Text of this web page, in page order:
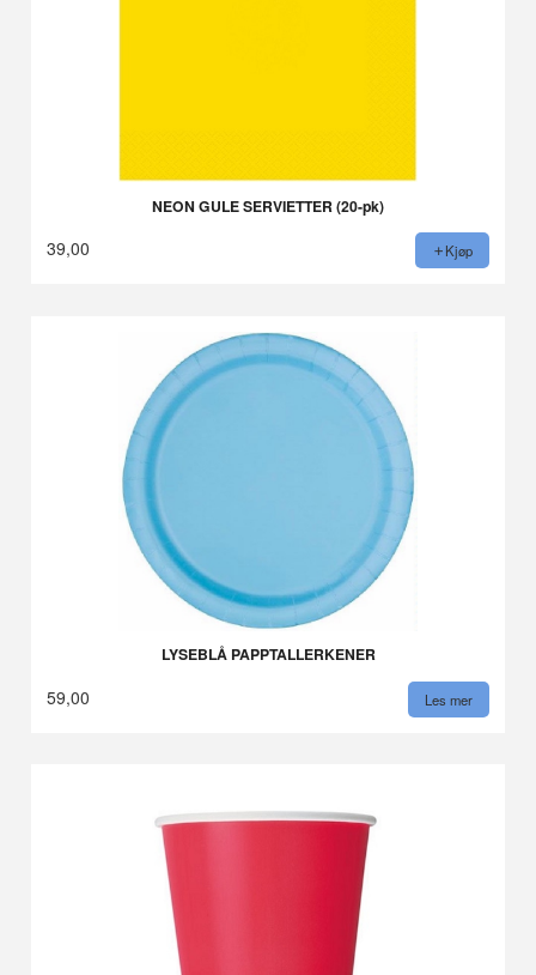
NEON GULE SERVIETTER (20-pk)
39,00 Kjøp
LYSEBLÅ PAPPTALLERKENER
59,00 Les mer